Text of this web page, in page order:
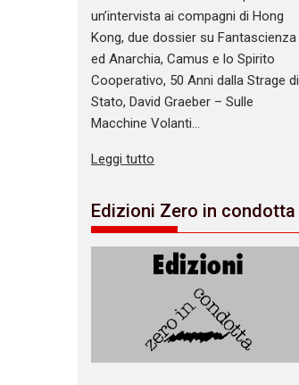
un’intervista ai compagni di Hong
Kong, due dossier su Fantascienza
ed Anarchia, Camus e lo Spirito
Cooperativo, 50 Anni dalla Strage di
Stato, David Graeber – Sulle
Macchine Volanti…
Leggi tutto
Edizioni Zero in condotta